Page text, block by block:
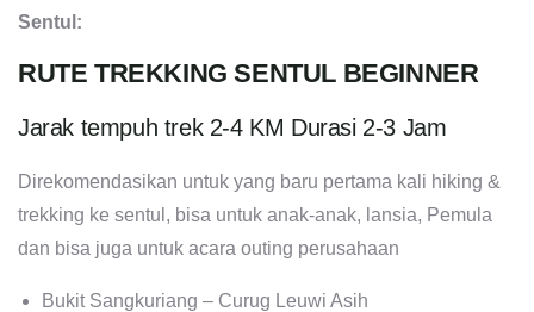
Sentul:
RUTE TREKKING SENTUL BEGINNER
Jarak tempuh trek 2-4 KM Durasi 2-3 Jam
Direkomendasikan untuk yang baru pertama kali hiking &
trekking ke sentul, bisa untuk anak-anak, lansia, Pemula
dan bisa juga untuk acara outing perusahaan
Bukit Sangkuriang – Curug Leuwi Asih